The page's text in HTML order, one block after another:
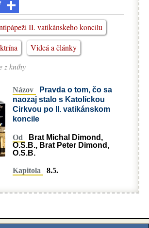
II. vatikánskeho koncilu
Videá a články
z knihy
Názov
Pravda o tom, čo sa
naozaj stalo s Katolíckou
Cirkvou po II. vatikánskom
koncile
Od
Brat Michal Dimond,
O.S.B., Brat Peter Dimond,
O.S.B.
Kapitola 8.5.